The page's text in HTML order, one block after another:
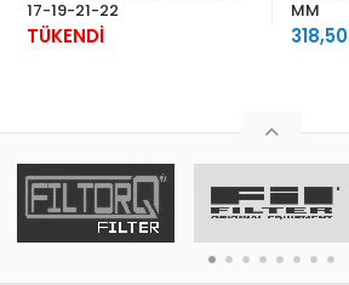
17-19-21-22
TÜKENDİ
MM
318,50